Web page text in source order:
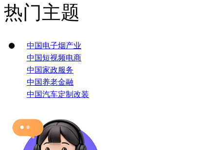
热门主题
中国电子烟产业
中国短视频电商
中国家政服务
中国养老金融
中国汽车定制改装